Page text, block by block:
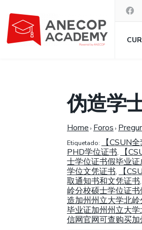
伪造学
Home › Foros ›
Etiquetado:
【CSUN
PHD学位证书,
【
士学位证书假毕业
学位文凭证书,
【
取通知书和文凭证书,
岭分校硕士学位证
造加州州立大学北
毕业证加州州立大
信网官网可查购买